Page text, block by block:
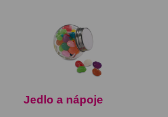
Jedlo a nápoje